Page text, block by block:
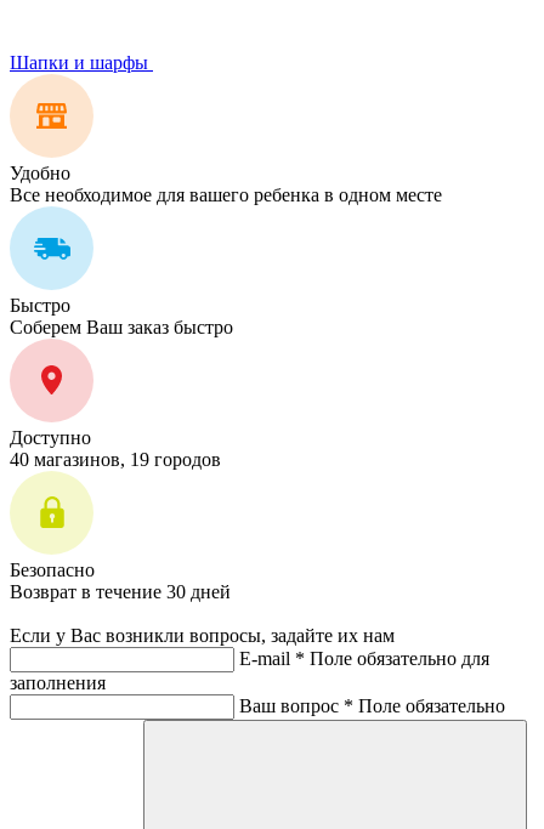
Шапки и шарфы
Удобно
Все необходимое для вашего ребенка в одном месте
Быстро
Соберем Ваш заказ быстро
Доступно
40 магазинов, 19 городов
Безопасно
Возврат в течение 30 дней
Если у Вас возникли вопросы, задайте их нам
E-mail * Поле обязательно для
заполнения
Ваш вопрос * Поле обязательно